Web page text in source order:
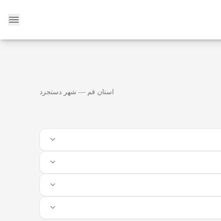
استان قم — شهر دستجرد